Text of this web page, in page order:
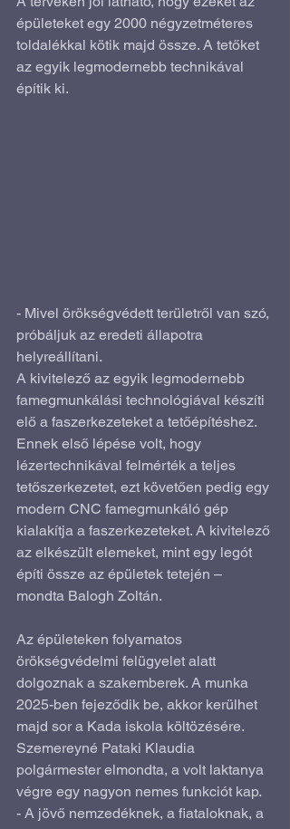
épületeket egy 2000 négyzetméteres
toldalékkal kötik majd össze. A tetőket
az egyik legmodernebb technikával
építik ki.
- Mivel örökségvédett területről van szó,
próbáljuk az eredeti állapotra
helyreállítani.
A kivitelező az egyik legmodernebb
famegmunkálási technológiával készíti
elő a faszerkezeteket a tetőépítéshez.
Ennek első lépése volt, hogy
lézertechnikával felmérték a teljes
tetőszerkezetet, ezt követően pedig egy
modern CNC famegmunkáló gép
kialakítja a faszerkezeteket. A kivitelező
az elkészült elemeket, mint egy legót
építi össze az épületek tetején –
mondta Balogh Zoltán.
Az épületeken folyamatos
örökségvédelmi felügyelet alatt
dolgoznak a szakemberek. A munka
2025-ben fejeződik be, akkor kerülhet
majd sor a Kada iskola költözésére.
Szemereyné Pataki Klaudia
polgármester elmondta, a volt laktanya
végre egy nagyon nemes funkciót kap.
- A jövő nemzedéknek, a fiataloknak, a